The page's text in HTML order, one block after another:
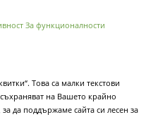
За функционалности
Това са малки текстови
на Вашето крайно
да поддържаме сайта си лесен за